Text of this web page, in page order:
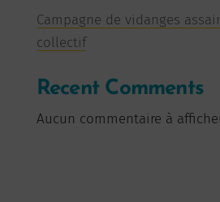
Campagne de vidanges
collectif
Recent Comments
Aucun commentaire à